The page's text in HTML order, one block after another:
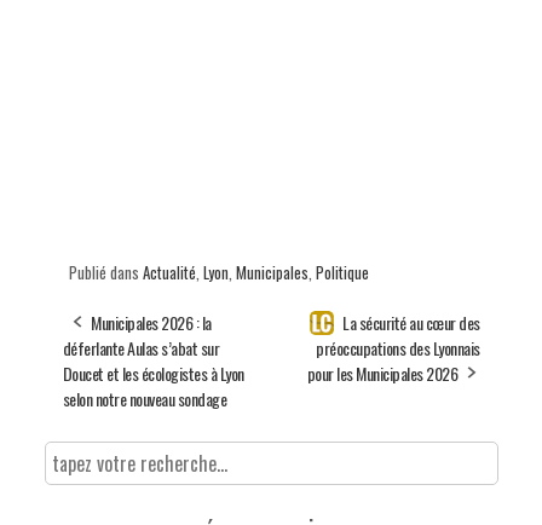
Publié dans Actualité Lyon Municipales Politique
Municipales 2026 : la
déferlante Aulas s’abat sur
Doucet et les écologistes à Lyon
selon notre nouveau sondage
La sécurité au cœur des
préoccupations des Lyonnais
pour les Municipales 2026